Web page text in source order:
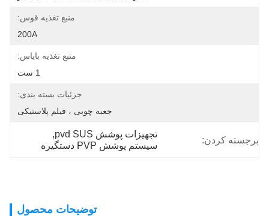
منبع تغذیه قوس:
200A
منبع تغذیه بایاس:
جزئیات بسته بندی:
جعبه چوبی ، فیلم پلاستیکی
برجسته کردن:
تجهیزات پوشش pvd SUS
,
سیستم پوشش PVP دستگیره
توضیحات محصول